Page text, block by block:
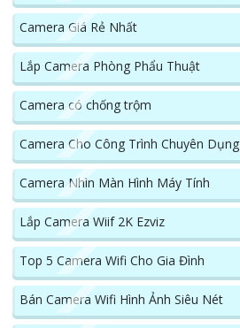
Camera Giá Rẻ Nhất
Lắp Camera Phòng Phẩu Thuật
Camera có chống trộm
Camera Cho Công Trình Chuyên Dụng
Camera Nhìn Màn Hình Máy Tính
Lắp Camera Wiif 2K Ezviz
Top 5 Camera Wifi Cho Gia Đình
Bán Camera Wifi Hình Ảnh Siêu Nét